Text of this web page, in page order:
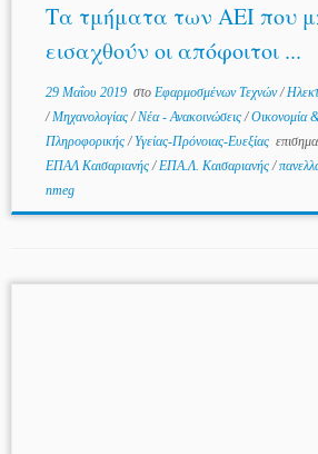
Τα τμήματα των ΑΕΙ που
εισαχθούν οι απόφοιτοι ...
29 Μαΐου 2019στο Εφαρμοσμένων Τεχνών/
/Μηχανολογίας/Νέα - Ανακοινώσεις/Οικονομία
Πληροφορικής/Υγείας-Πρόνοιας-Ευεξίας
ΕΠΑΛ Καισαριανής/ΕΠΑ.Λ. Καισαριανής/
nmeg